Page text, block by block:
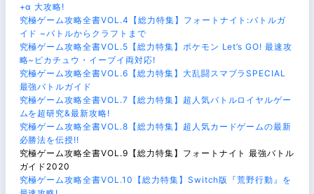
+α 大攻略!
究極ゲーム攻略全書VOL.4【総力特集】フォートナイト:バトルガ
イド ~バトルからクラフトまで
究極ゲーム攻略全書VOL.5【総力特集】ポケモン Let’s GO! 最速攻
略~ピカチュウ・イーブイ両対応!
究極ゲーム攻略全書VOL.6【総力特集】大乱闘スマブラSPECIAL
最強バトルガイド
究極ゲーム攻略全書VOL.7【総力特集】超人気バトルロイヤルゲー
ムを超研究&最新攻略!
究極ゲーム攻略全書VOL.8【総力特集】超人気カードゲームの最新
必勝法を伝授!!
究極ゲーム攻略全書VOL.9【総力特集】フォートナイト 最強バトル
ガイド2020
究極ゲーム攻略全書VOL.10【総力特集】Switch版『荒野行動』を